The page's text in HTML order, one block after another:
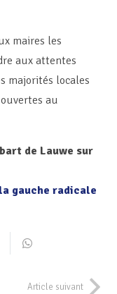
maires les
aux attentes
majorités locales
au
de Lauwe sur
gauche radicale
Article suivant